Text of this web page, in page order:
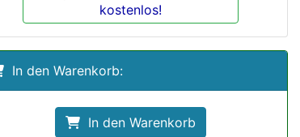
kostenlos!
In den Warenkorb:
In den Warenkorb